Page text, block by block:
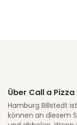
Über Call a
Hamburg Billstedt
können an diesem